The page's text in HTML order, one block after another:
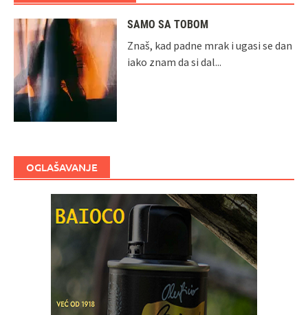
SAMO SA TOBOM
Znaš, kad padne mrak i ugasi se dan
iako znam da si dal...
OGLAŠAVANJE